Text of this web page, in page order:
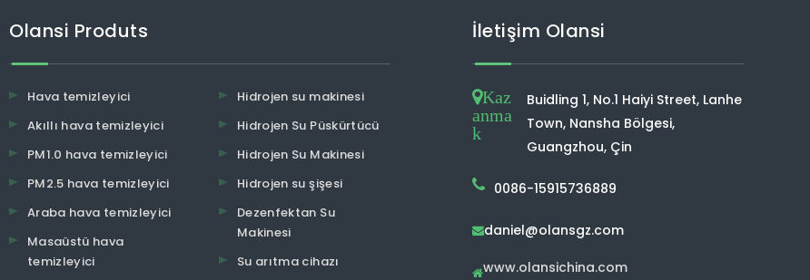
Olansi Produts
Hava temizleyici
Akıllı hava temizleyici
PM1.0 hava temizleyici
PM2.5 hava temizleyici
Araba hava temizleyici
Masaüstü hava
temizleyici
Hidrojen su makinesi
Hidrojen Su Püskürtücü
Hidrojen Su Makinesi
Hidrojen su şişesi
Dezenfektan Su
Makinesi
Su arıtma cihazı
İletişim Olansi
Kaz
anma
k
Buidling 1, No.1 Haiyi Street, Lanhe
Town, Nansha Bölgesi,
Guangzhou, Çin
0086-15915736889
daniel@olansgz.com
www.olansichina.com